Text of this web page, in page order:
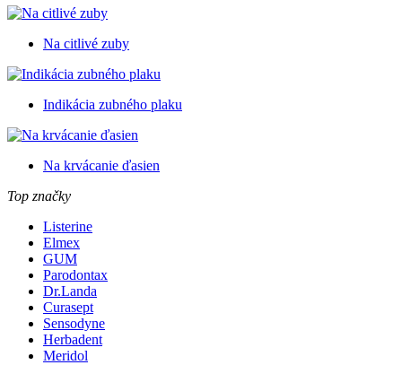
Na citlivé zuby
Indikácia zubného plaku
Na krvácanie ďasien
Top značky
Listerine
Elmex
GUM
Parodontax
Dr.Landa
Curasept
Sensodyne
Herbadent
Meridol